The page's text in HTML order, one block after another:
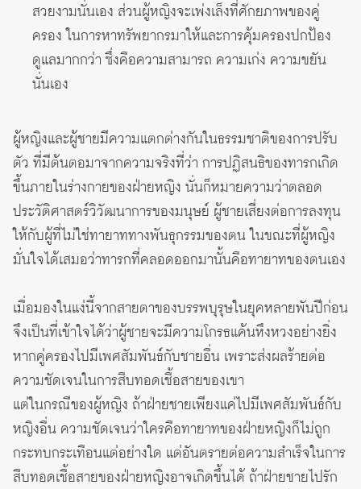
สวยงามนั่นเอง ส่วนผู้หญิงจะเพ่งเล็งที่ศักยภาพของคู่
ครอง ในการหาทรัพยากรมาให้และการคุ้มครองปกป้อง
ดูแลมากกว่า ซึ่งคือความสามารถ ความเก่ง ความขยัน
นั่นเอง
ผู้หญิงและผู้ชายมีความแตกต่างกันในธรรมชาติของการปรับ
ตัว ที่มีต้นตอมาจากความจริงที่ว่า การปฏิสนธิของทารกเกิด
ขึ้นภายในร่างกายของฝ่ายหญิง นั่นก็หมายความว่าตลอด
ประวัติศาสตร์วิวัฒนาการของมนุษย์ ผู้ชายเสี่ยงต่อการลงทุน
ให้กับผู้ที่ไม่ใช่ทายาททางพันธุกรรมของตน ในขณะที่ผู้หญิง
มั่นใจได้เสมอว่าทารกที่คลอดออกมานั้นคือทายาทของตนเอง
เมื่อมองในแง่นี้จากสายตาของบรรพบุรุษในยุคหลายพันปีก่อน
จึงเป็นที่เข้าใจได้ว่าผู้ชายจะมีความโกรธแค้นหึงหวงอย่างยิ่ง
หากคู่ครองไปมีเพศสัมพันธ์กับชายอื่น เพราะส่งผลร้ายต่อ
ความชัดเจนในการสืบทอดเชื้อสายของเขา
แต่ในกรณีของผู้หญิง ถ้าฝ่ายชายเพียงแค่ไปมีเพศสัมพันธ์กับ
หญิงอื่น ความชัดเจนว่าใครคือทายาทของฝ่ายหญิงก็ไม่ถูก
กระทบกระเทือนแต่อย่างใด แต่อันตรายต่อความสำเร็จในการ
สืบทอดเชื้อสายของฝ่ายหญิงอาจเกิดขึ้นได้ ถ้าฝ่ายชายไปรัก